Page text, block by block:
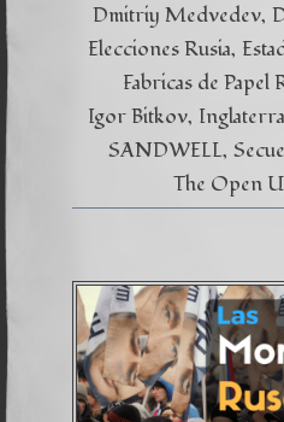
Dmitriy Medvedev
Elecciones Rusia
Fabricas de Papel
Igor Bitkov Inglaterra
SANDWELL
The Open